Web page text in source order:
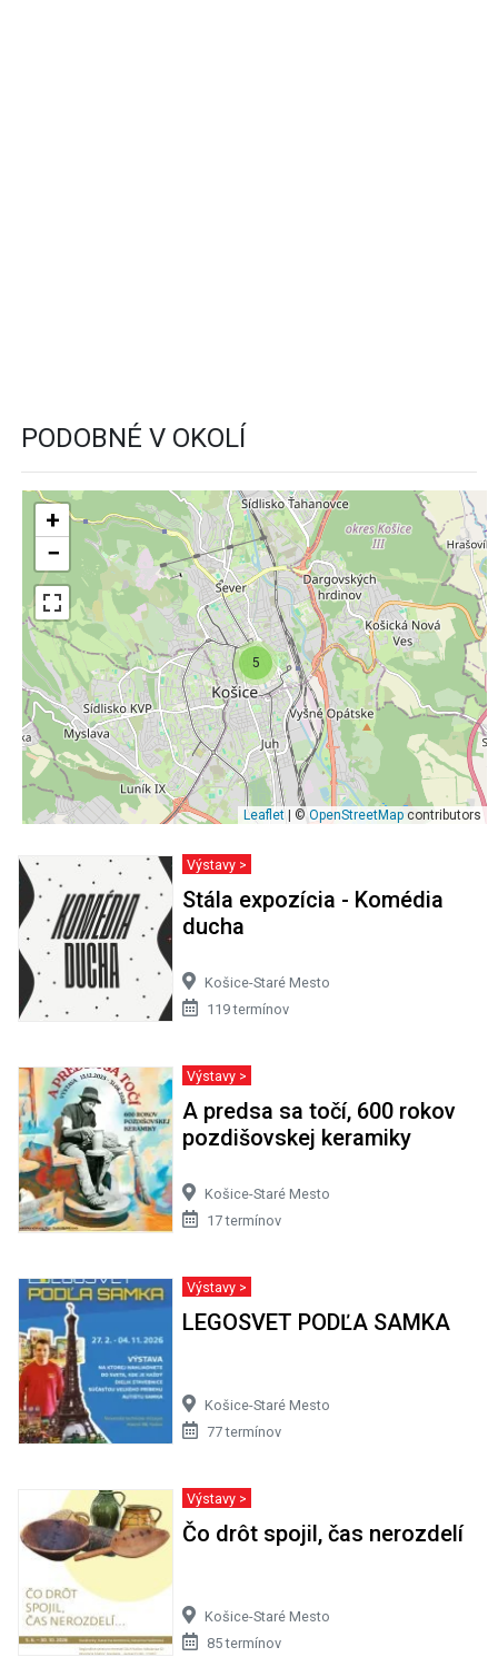
PODOBNÉ V OKOLÍ
5
+
−
Leaflet | © OpenStreetMap contributors
Výstavy >
Stála expozícia - Komédia
ducha
Košice-Staré Mesto
119 termínov
Výstavy >
A predsa sa točí, 600 rokov
pozdišovskej keramiky
Košice-Staré Mesto
17 termínov
Výstavy >
LEGOSVET PODĽA SAMKA
Košice-Staré Mesto
77 termínov
Výstavy >
Čo drôt spojil, čas nerozdelí
Košice-Staré Mesto
85 termínov